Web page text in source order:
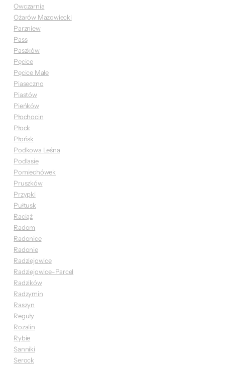
Owczarnia
Ożarów Mazowiecki
Parzniew
Pass
Paszków
Pęcice
Pęcice Małe
Piaseczno
Piastów
Pieńków
Płochocin
Płock
Płońsk
Podkowa Leśna
Podlasie
Pomiechówek
Pruszków
Przypki
Pułtusk
Raciąż
Radom
Radonice
Radonie
Radziejowice
Radziejowice-Parcel
Radzików
Radzymin
Raszyn
Reguły
Rozalin
Rybie
Sanniki
Serock